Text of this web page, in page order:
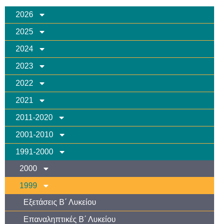
2026
2025
2024
2023
2022
2021
2011-2020
2001-2010
1991-2000
2000
1999
Εξετάσεις Β΄ Λυκείου
Επαναληπτικές Β΄ Λυκείου